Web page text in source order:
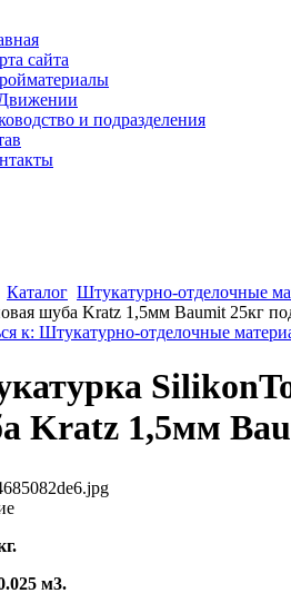
сайта
и подразделения
Каталог Штукатурно-отделочные
шуба Kratz 1,5мм Baumit 25кг
к: Штукатурно-отделочные
Kratz 1,5мм
м3.